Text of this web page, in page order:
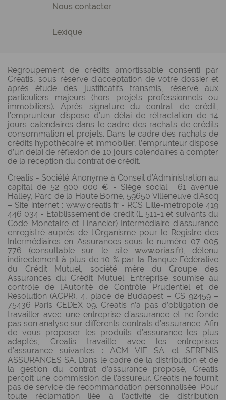
Nous contacter
Lexique
Regroupement de crédits amortissable consenti par
Creatis, sous réserve d’acceptation de votre dossier et
après étude des justificatifs transmis, réservé aux
particuliers majeurs (hors projets professionnels ou
immobiliers). Après signature du contrat de crédit,
l’emprunteur dispose d’un délai de rétractation de 14
jours calendaires dans le cadre des rachats de crédits
consommation et projets. Dans le cadre des rachats de
crédits hypothécaire et immobilier, l’emprunteur dispose
d’un délai de réflexion de 10 jours calendaires à compter
de la réception du contrat de crédit.
Creatis - Société Anonyme à Conseil d’Administration au
capital de 52 900 000 € - Siège social : 61 avenue
Halley, Parc de la Haute Borne, 59650 Villeneuve d’Ascq
– Site internet : www.creatis.fr - RCS Lille-métropole 419
446 034 - Etablissement de crédit (L 511-1 et suivants du
Code Monétaire et Financier) Intermédiaire d’assurance
enregistré auprès de l’Organisme pour le Registre des
Intermédiaires en Assurances sous le numéro 07 005
776 (consultable sur le site www.orias.fr), détenu
indirectement à plus de 10 % par la Banque Fédérative
du Crédit Mutuel, société mère du Groupe des
Assurances du Crédit Mutuel. Entreprise soumise au
contrôle de l'Autorité de Contrôle Prudentiel et de
Résolution (ACPR), 4, place de Budapest – CS 92459 –
75436 Paris CEDEX 09. Creatis n’a pas d’obligation de
travailler avec une entreprise d’assurance et ne fonde
pas son analyse sur différents contrats d’assurance. Afin
de vous proposer les produits d’assurance les plus
adaptés, Creatis travaille avec les entreprises
d’assurance suivantes : ACM VIE SA et SERENIS
ASSURANCES SA. Dans le cadre de la distribution et de
la gestion du contrat d’assurance proposé, Creatis
perçoit une commission de l’assureur. Creatis ne fournit
pas de service de recommandation personnalisée. Pour
toute réclamation liée à l’activité de distribution